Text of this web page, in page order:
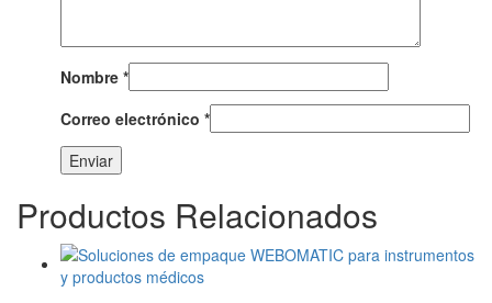
Nombre *
Correo electrónico *
Productos Relacionados